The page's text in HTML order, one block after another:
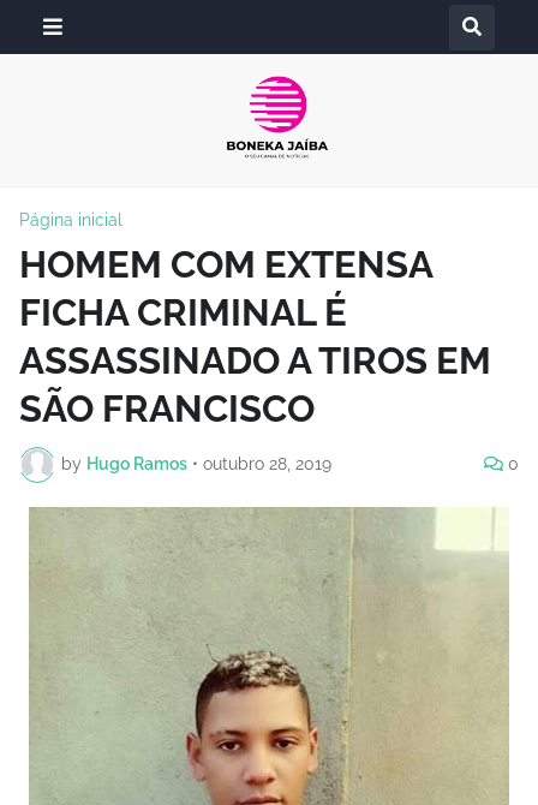
Página inicial
HOMEM COM EXTENSA
FICHA CRIMINAL É
ASSASSINADO A TIROS EM
SÃO FRANCISCO
by Hugo Ramos • outubro 28, 2019 0